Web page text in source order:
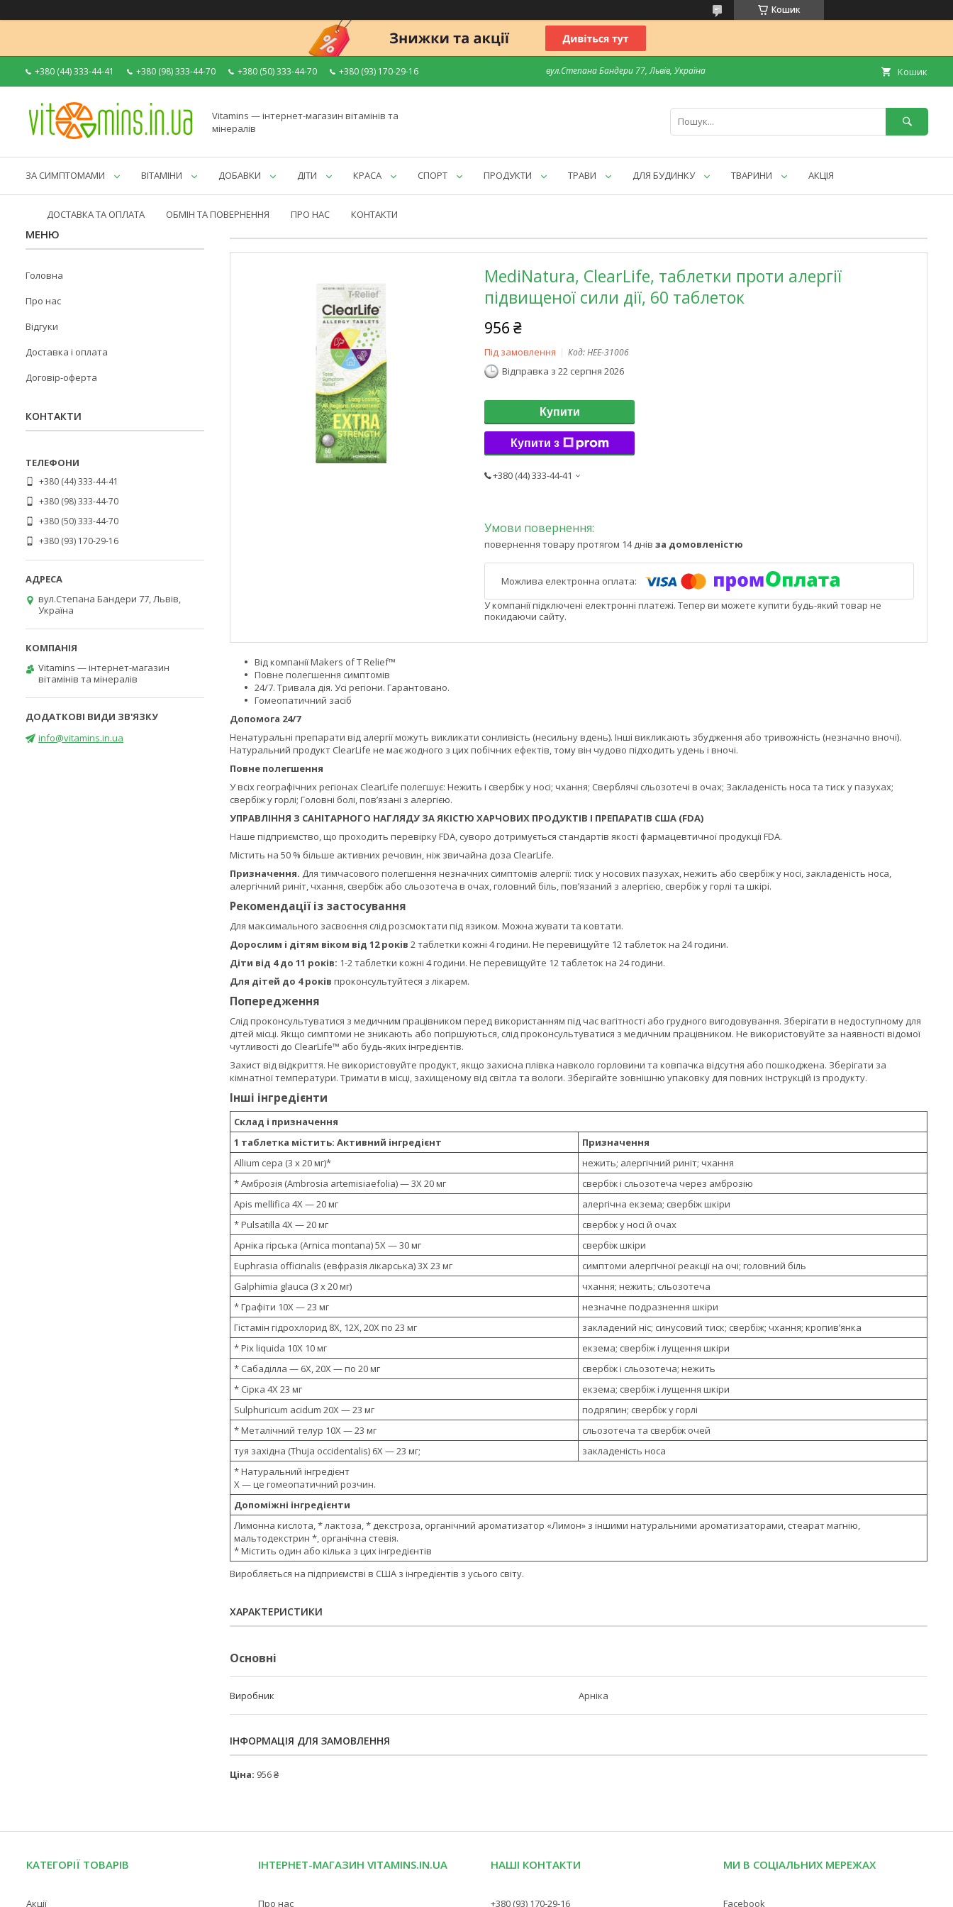
Кошик
+380 (44) 333-44-41 +380 (98) 333-44-70 +380 (50) 333-44-70 +380 (93) 170-29-16 вул.Степана Бандери 77, Львів, Україна Кошик
Vitamins — інтернет-магазин вітамінів та
мінералів
ЗА СИМПТОМАМИ ВІТАМІНИ ДОБАВКИ ДІТИ КРАСА СПОРТ ПРОДУКТИ ТРАВИ ДЛЯ БУДИНКУ ТВАРИНИ АКЦІЯ
ДОСТАВКА ТА ОПЛАТА ОБМІН ТА ПОВЕРНЕННЯ ПРО НАС КОНТАКТИ
MediNatura, ClearLife, таблетки проти алергії
підвищеної сили дії, 60 таблеток
956 ₴
Під замовлення Код:HEE-31006
Відправка з 22 серпня 2026
Купити
Купити з
+380 (44) 333-44-41
повернення товару протягом 14 днів за домовленістю
У компанії підключені електронні платежі. Тепер ви можете купити будь-який товар не
покидаючи сайту.
Від компанії Makers of T Relief™
Повне полегшення симптомів
24/7. Тривала дія. Усі регіони. Гарантовано.
Гомеопатичний засіб
Допомога 24/7
Ненатуральні препарати від алергії можуть викликати сонливість (несильну вдень). Інші викликають збудження або тривожність (незначно вночі).
Натуральний продукт ClearLife не має жодного з цих побічних ефектів, тому він чудово підходить удень і вночі.
Повне полегшення
У всіх географічних регіонах ClearLife полегшує: Нежить і свербіж у носі; чхання; Сверблячі сльозотечі в очах; Закладеність носа та тиск у пазухах;
свербіж у горлі; Головні болі, пов’язані з алергією.
УПРАВЛІННЯ З САНІТАРНОГО НАГЛЯДУ ЗА ЯКІСТЮ ХАРЧОВИХ ПРОДУКТІВ І ПРЕПАРАТІВ США (FDA)
Наше підприємство, що проходить перевірку FDA, суворо дотримується стандартів якості фармацевтичної продукції FDA.
Містить на 50 % більше активних речовин, ніж звичайна доза ClearLife.
Призначення. Для тимчасового полегшення незначних симптомів алергії: тиск у носових пазухах, нежить або свербіж у носі, закладеність носа,
алергічний риніт, чхання, свербіж або сльозотеча в очах, головний біль, пов’язаний з алергією, свербіж у горлі та шкірі.
Рекомендації із застосування
Для максимального засвоєння слід розсмоктати під язиком. Можна жувати та ковтати.
Дорослим і дітям віком від 12 років 2 таблетки кожні 4 години. Не перевищуйте 12 таблеток на 24 години.
Діти від 4 до 11 років: 1-2 таблетки кожні 4 години. Не перевищуйте 12 таблеток на 24 години.
Для дітей до 4 років проконсультуйтеся з лікарем.
Попередження
Слід проконсультуватися з медичним працівником перед використанням під час вагітності або грудного вигодовування. Зберігати в недоступному для
дітей місці. Якщо симптоми не зникають або погіршуються, слід проконсультуватися з медичним працівником. Не використовуйте за наявності відомої
чутливості до ClearLife™ або будь-яких інгредієнтів.
Захист від відкриття. Не використовуйте продукт, якщо захисна плівка навколо горловини та ковпачка відсутня або пошкоджена. Зберігати за
кімнатної температури. Тримати в місці, захищеному від світла та вологи. Зберігайте зовнішню упаковку для повних інструкцій із продукту.
Інші інгредієнти
Склад і призначення
1 таблетка містить: Активний інгредієнт
Призначення
Allium cepa (3 х 20 мг)*
нежить; алергічний риніт; чхання
* Амброзія (Ambrosia artemisiaefolia) — 3X 20 мг
свербіж і сльозотеча через амброзію
Apis mellifica 4X — 20 мг
алергічна екзема; свербіж шкіри
* Pulsatilla 4X — 20 мг
свербіж у носі й очах
Арніка гірська (Arnica montana) 5X — 30 мг
свербіж шкіри
Euphrasia officinalis (евфразія лікарська) 3X 23 мг
симптоми алергічної реакції на очі; головний біль
Galphimia glauca (3 х 20 мг)
чхання; нежить; сльозотеча
* Графіти 10X — 23 мг
незначне подразнення шкіри
Гістамін гідрохлорид 8X, 12X, 20X по 23 мг
закладений ніс; синусовий тиск; свербіж; чхання; кропив’янка
* Pix liquida 10X 10 мг
екзема; свербіж і лущення шкіри
* Сабаділла — 6X, 20X — по 20 мг
свербіж і сльозотеча; нежить
* Сірка 4X 23 мг
екзема; свербіж і лущення шкіри
Sulphuricum acidum 20X — 23 мг
подряпин; свербіж у горлі
* Металічний телур 10X — 23 мг
сльозотеча та свербіж очей
туя західна (Thuja occidentalis) 6X — 23 мг;
закладеність носа
* Натуральний інгредієнт
X — це гомеопатичний розчин.
Допоміжні інгредієнти
Лимонна кислота, * лактоза, * декстроза, органічний ароматизатор «Лимон» з іншими натуральними ароматизаторами, стеарат магнію,
мальтодекстрин *, органічна стевія.
* Містить один або кілька з цих інгредієнтів
Виробляється на підприємстві в США з інгредієнтів з усього світу.
ХАРАКТЕРИСТИКИ
Основні
Виробник Арніка
ІНФОРМАЦІЯ ДЛЯ ЗАМОВЛЕННЯ
Ціна: 956 ₴
Головна
Про нас
Відгуки
Доставка і оплата
Договір-оферта
КОНТАКТИ
+380 (44) 333-44-41
+380 (98) 333-44-70
+380 (50) 333-44-70
+380 (93) 170-29-16
вул.Степана Бандери 77, Львів,
Україна
Vitamins — інтернет-магазин
вітамінів та мінералів
info@vitamins.in.ua
КАТЕГОРІЇ ТОВАРІВ
Акції
ІНТЕРНЕТ-МАГАЗИН VITAMINS.IN.UA
Про нас
НАШІ КОНТАКТИ
+380 (93) 170-29-16
МИ В СОЦІАЛЬНИХ МЕРЕЖАХ
Facebook